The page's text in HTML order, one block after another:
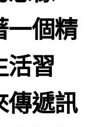
一個精
活習
傳遞訊